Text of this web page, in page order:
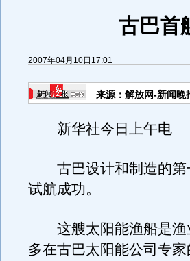
古巴首
2007年04月10日17:01
来源：解放网-新闻晚
新华社今日上午电
古巴设计和制造的第
试航成功。
这艘太阳能渔船是渔
多在古巴太阳能公司专